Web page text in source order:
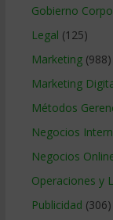
Gobierno
Legal (125)
Marketing(988)
Marketing
Métodos
Negocios
Negocios
Operaciones y
Publicidad (306)